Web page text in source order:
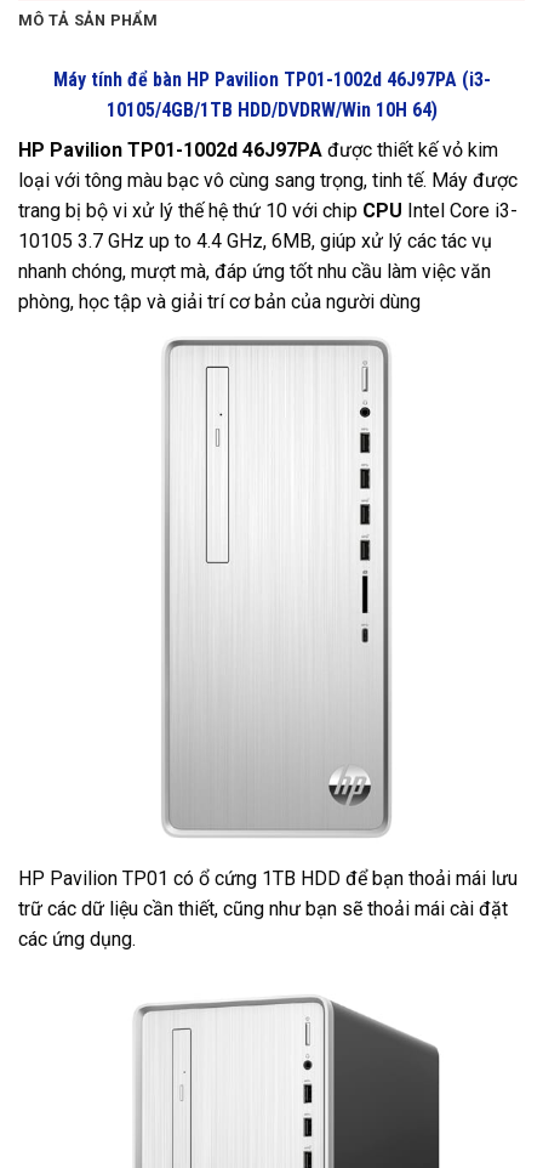
MÔ TẢ SẢN PHẨM
Máy tính để bàn HP Pavilion TP01-1002d 46J97PA (i3-
10105/4GB/1TB HDD/DVDRW/Win 10H 64)
HP Pavilion TP01-1002d 46J97PA được thiết kế vỏ kim
loại với tông màu bạc vô cùng sang trọng, tinh tế. Máy được
trang bị bộ vi xử lý thế hệ thứ 10 với chip CPU Intel Core i3-
10105 3.7 GHz up to 4.4 GHz, 6MB, giúp xử lý các tác vụ
nhanh chóng, mượt mà, đáp ứng tốt nhu cầu làm việc văn
phòng, học tập và giải trí cơ bản của người dùng
HP Pavilion TP01 có ổ cứng 1TB HDD để bạn thoải mái lưu
trữ các dữ liệu cần thiết, cũng như bạn sẽ thoải mái cài đặt
các ứng dụng.